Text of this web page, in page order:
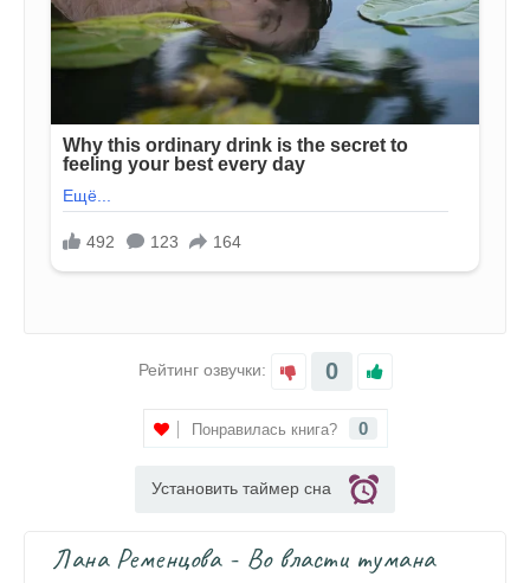
Рейтинг озвучки: 0
Понравилась книга? 0
Установить таймер сна
Лана Ременцова - Во власти тумана